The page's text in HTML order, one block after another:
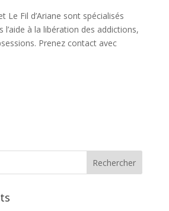
Le Fil d’Ariane sont spécialisés
l’aide à la libération des addictions,
Prenez contact avec